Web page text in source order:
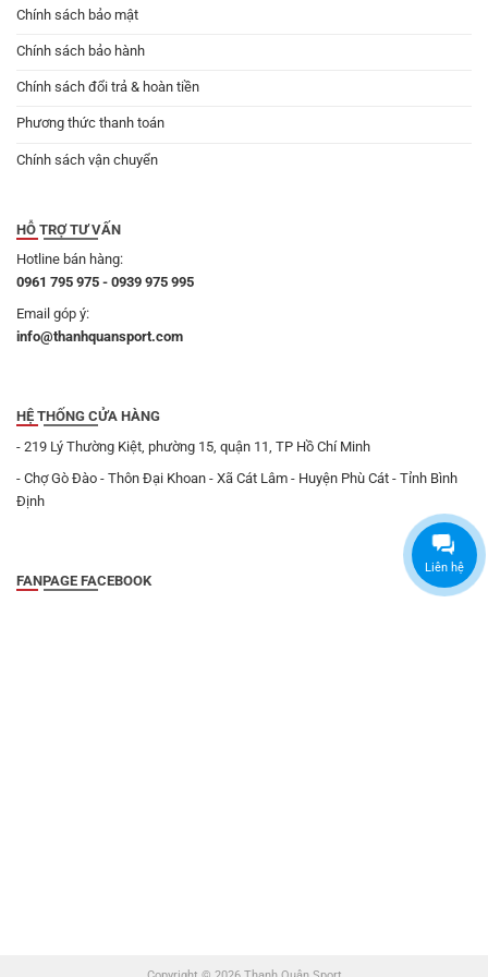
Chính sách bảo mật
Chính sách bảo hành
Chính sách đổi trả & hoàn tiền
Phương thức thanh toán
Chính sách vận chuyển
HỖ TRỢ TƯ VẤN
Hotline bán hàng:
0961 795 975 - 0939 975 995
Email góp ý:
info@thanhquansport.com
HỆ THỐNG CỬA HÀNG
- 219 Lý Thường Kiệt, phường 15, quận 11, TP Hồ Chí Minh
- Chợ Gò Đào - Thôn Đại Khoan - Xã Cát Lâm - Huyện Phù Cát - Tỉnh Bình
Định
FANPAGE FACEBOOK
Liên hệ